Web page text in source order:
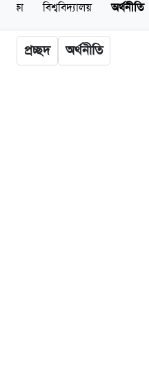
শিক্ষা বিশ্ববিদ্যালয় অর্থনীতি
প্রচ্ছদ অর্থনীতি